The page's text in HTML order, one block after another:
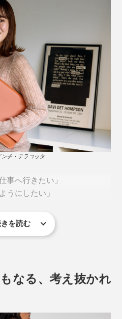
チ・テラコッタ
事へ行きたい」
うにしたい」
あなたへ。
を読む
なる、考え抜かれ